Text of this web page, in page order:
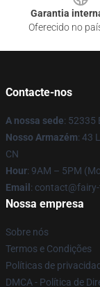
Garantia
Oferecido no
Contacte-nos
A nossa sede: 52335
Nosso Armazém: 43
CN
Hour: 9AM – 5PM
Email :
Nossa empresa
Sobre nós
Termos e Condições
Políticas de
DMCA - Política de